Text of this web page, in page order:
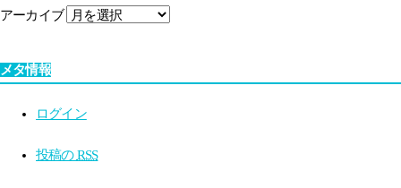
アーカイブ
メタ情報
ログイン
投稿のRSS